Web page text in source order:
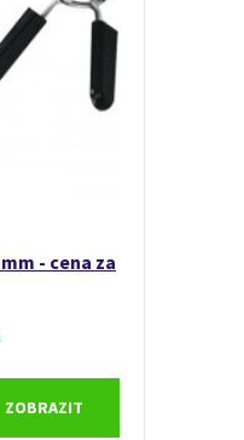
- cena za
ZOBRAZIT